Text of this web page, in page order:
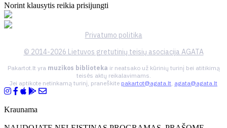
Norint klausytis reikia prisijungti
Privatumo politika
© 2014-2026 Lietuvos gretutinių teisių asociacija AGATA
Pakartot.lt yra muzikos biblioteka ir neatsako už kūrinių turinį bei atitikimą
teisės aktų reikalavimams.
Jei aptikote netinkamą turinį, praneškite pakartot@agata.lt, agata@agata.lt
Kraunama